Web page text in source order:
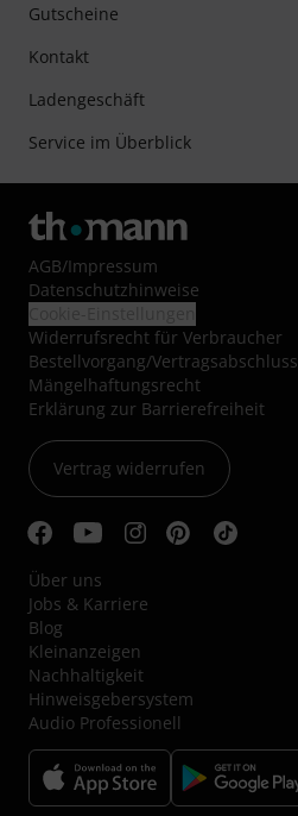
Gutscheine
Kontakt
Ladengeschäft
Service im Überblick
AGB/Impressum
Datenschutzhinweise
Widerrufsrecht für Verbraucher
Bestellvorgang/Vertragsabschluss
Mängelhaftungsrecht
Erklärung zur Barrierefreiheit
Vertrag widerrufen
Über uns
Jobs & Karriere
Blog
Kleinanzeigen
Nachhaltigkeit
Hinweisgebersystem
Audio Professionell